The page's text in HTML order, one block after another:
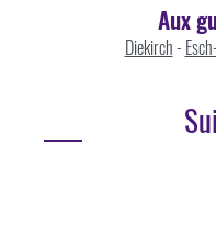
Aux
Diekirch-